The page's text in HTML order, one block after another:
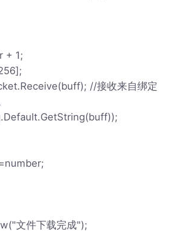
+ 1;
//接收来自绑定
文件下载完成");